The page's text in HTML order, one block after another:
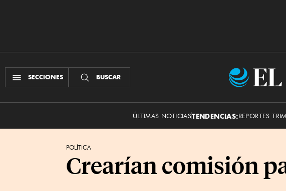
SECCIONES BUSCAR
ÚLTIMAS NOTICIASTENDENCIAS:REPORTES
POLÍTICA
Crearían comisión